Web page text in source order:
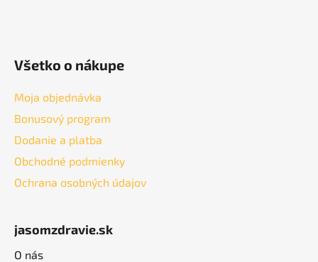
Všetko o nákupe
Moja objednávka
Bonusový program
Dodanie a platba
Obchodné podmienky
Ochrana osobných údajov
jasomzdravie.sk
O nás